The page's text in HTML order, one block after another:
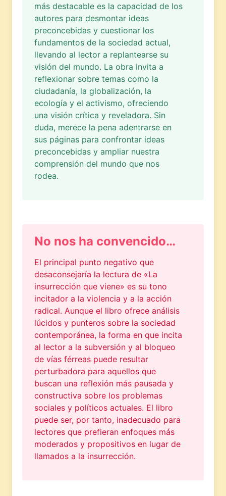
más destacable es la capacidad de los
autores para desmontar ideas
preconcebidas y cuestionar los
fundamentos de la sociedad actual,
llevando al lector a replantearse su
visión del mundo. La obra invita a
reflexionar sobre temas como la
ciudadanía, la globalización, la
ecología y el activismo, ofreciendo
una visión crítica y reveladora. Sin
duda, merece la pena adentrarse en
sus páginas para confrontar ideas
preconcebidas y ampliar nuestra
comprensión del mundo que nos
rodea.
No nos ha convencido…
El principal punto negativo que
desaconsejaría la lectura de «La
insurrección que viene» es su tono
incitador a la violencia y a la acción
radical. Aunque el libro ofrece análisis
lúcidos y punteros sobre la sociedad
contemporánea, la forma en que incita
al lector a la subversión y al bloqueo
de vías férreas puede resultar
perturbadora para aquellos que
buscan una reflexión más pausada y
constructiva sobre los problemas
sociales y políticos actuales. El libro
puede ser, por tanto, inadecuado para
lectores que prefieran enfoques más
moderados y propositivos en lugar de
llamados a la insurrección.